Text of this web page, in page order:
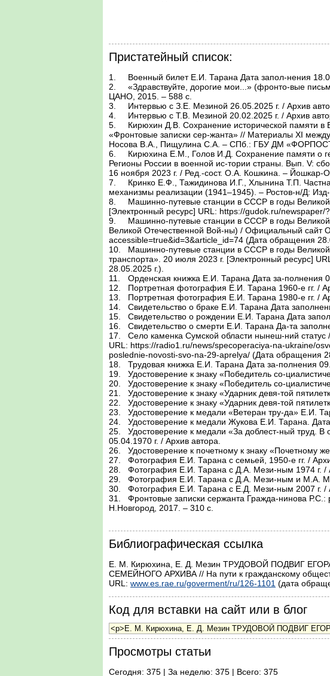
Пристатейный список:
1.	Военный билет Е.И. Тарана Дата запол-нения 18.03.1963 г. / Архив автора.
2.	«Здравствуйте, дорогие мои...» (фронто-вые письма 1941–1945 гг.): сборник доку-ментов / Сост. Е.Э. Ешан, А.П. Пудалова. – Н.Новгород:
ЦАНО, 2015. – 588 с.
3.	Интервью с З.Е. Мезиной 26.05.2025 г. / Архив автора.
4.	Интервью с Т.В. Мезиной 20.02.2025 г. / Архив автора.
5.	Кирюхин Д.В. Сохранение исторической памяти в Большом Мурашкине Нижегород-ской области: выставка «Две судьбы. Две эпохи» и проект
«Фронтовые записки сер-жанта» // Материалы XI
Носова В.А., Пищулина С.А. – СПб.: ГБУ ДМ
6.	Кирюхина Е.М., Голов И.Д. Сохранение памяти о героях Великой Отечественной войны: гвардии капитан Старчиков Николай Алексеевич //
Регионы России в военной ис-тории страны. Вып. V:
16 ноября 2023 г. / Ред.-сост. О.А. Кошкина. –
7.	Кринко Е.Ф., Тажидинова И.Г., Хлынина Т.П. Частная жизнь советского человека в условиях военного времени: пространство, границы и
механизмы реализации (1941–1945). – Ростов-н/Д:
8.	Машинно-путевые станции в СССР в годы Великой Отечественной Войны / Гу-док. – 28.02.2020 г. – Вып. № 35 (26884). – Полоса 5.
[Электронный ресурс] URL: https://gudok.ru/
9.	Машинно-путевые станции в СССР в годы Великой Отечественной Войны. Исто-рия железных дорог Компания (Железная дорога в годы
Великой Отечественной Вой-ны) / Официальный
accessible=true&id=3&article_id=74 (Дата обращения
10.	Машинно-путевые станции в СССР в годы Великой Отечественной Войны / Офи-циальный сайт ФГУК «Центральный музей железнодорожного
транспорта». 20 июля 2023 г. [Электронный ресурс]
28.05.2025 г.).
11.	Орденская книжка Е.И. Тарана Дата за-полнения 04.08.1966 г. / Архив автора.
12.	Портретная фотография Е.И. Тарана 1960-е гг. / Архив автора.
13.	Портретная фотография Е.И. Тарана 1980-е гг. / Архив автора.
14.	Свидетельство о браке Е.И. Тарана Дата заполнения 16.08.1946 г. / Архив автора.
15.	Свидетельство о рождении Е.И. Тарана Дата заполнения 10.08.1949 г. / Архив авто-ра.
16.	Свидетельство о смерти Е.И. Тарана Да-та заполнения 07.08.2013 г. / Архив автора.
17.	Село каменка Сумской области нынеш-ний статус / Официальный сайт сетевого из-дания «Радио 1». 29.04.2025 г. [Электрон-ный ресурс]
URL: https://radio1.ru/news/specoperaciya-na-ukraine/
poslednie-novosti-svo-na-29-aprelya/ (Дата обращения
18.	Трудовая книжка Е.И. Тарана Дата за-полнения 09.01.1939 г. / Архив автора.
19.	Удостоверение к знаку «Победитель со-циалистического соревнования 1973 г.» Е.И. Тарана Дата заполнения 30.11.1973 г. / Ар-хив автора.
20.	Удостоверение к знаку «Победитель со-циалистического соревнования 1977 г. «Е.И. Тарана. Дата заполнения 10.02.1978 г. / Ар-хив автора.
21.	Удостоверение к знаку «Ударник девя-той пятилетки» Е.И. Тарана. Дата заполне-ния 29.01.1975 г. / Архив автора.
22.	Удостоверение к знаку «Ударник девя-той пятилетки» Е.И. Тарана. Дата заполне-ния 27.11.1975 г. / Архив автора.
23.	Удостоверение к медали «Ветеран тру-да» Е.И. Тарана. Дата заполнения 21.12.1984 г. / Архив автора.
24.	Удостоверение к медали Жукова Е.И. Тарана. Дата заполнения 19.02.1996 г. / Архив автора.
25.	Удостоверение к медали «За доблест-ный труд. В ознаменовании 100-летия со дня рождения В.И. Ленина» Е.И. Тарана. Дата заполнения
05.04.1970 г. / Архив автора.
26.	Удостоверение к почетному к знаку «Почетному железнодорожнику» Е.И. Тарана Дата заполнения 20.04.1955 г. / Архив автора.
27.	Фотография Е.И. Тарана с семьей, 1950-е гг. / Архив автора.
28.	Фотография Е.И. Тарана с Д.А. Мези-ным 1974 г. / Архив автора
29.	Фотография Е.И. Тарана с Д.А. Мези-ным и М.А. Мезиным 1975 г./ Архив автора.
30.	Фотография Е.И. Тарана с Е.Д. Мези-ным 2007 г. / Архив автора.
31.	Фронтовые записки сержанта Гражда-нинова Р.С.: рукописи, фронтовые письма, материалы периодической печати / Сост. Д.В. Кирюхин. –
Н.Новгород, 2017. – 310 с.
Библиографическая ссылка
Е. М. Кирюхина, Е. Д. Мезин ТРУДОВОЙ ПОДВИГ
СЕМЕЙНОГО АРХИВА // На пути к гражданскому
URL: www.es.rae.ru/goverment/ru/126-1101 (дата
Код для вставки на сайт или в блог
Просмотры статьи
Сегодня: 375 | За неделю: 375 | Всего: 375